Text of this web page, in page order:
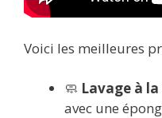
Voici les meilleures
🧼 Lavage à
avec une